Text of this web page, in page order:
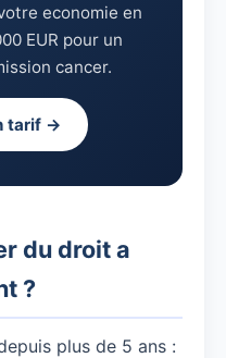
economie en
EUR pour un
cancer.
tarif →
du droit a
?
plus de 5 ans :